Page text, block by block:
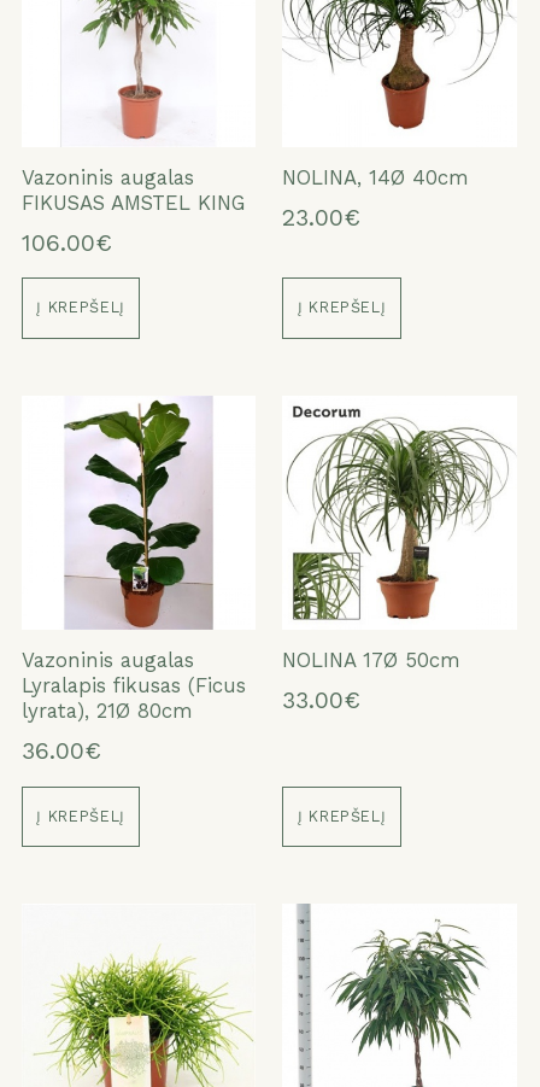
Vazoninis augalas
FIKUSAS AMSTEL KING
106.00€
Į KREPŠELĮ
NOLINA, 14Ø 40cm
23.00€
Į KREPŠELĮ
Vazoninis augalas
Lyralapis fikusas (Ficus
lyrata), 21Ø 80cm
36.00€
Į KREPŠELĮ
NOLINA 17Ø 50cm
33.00€
Į KREPŠELĮ